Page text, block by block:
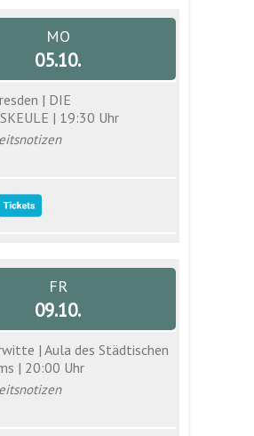
MO
05.10.
| DIE
| 19:30 Uhr
FR
09.10.
| Aula des Städtischen
| 20:00 Uhr